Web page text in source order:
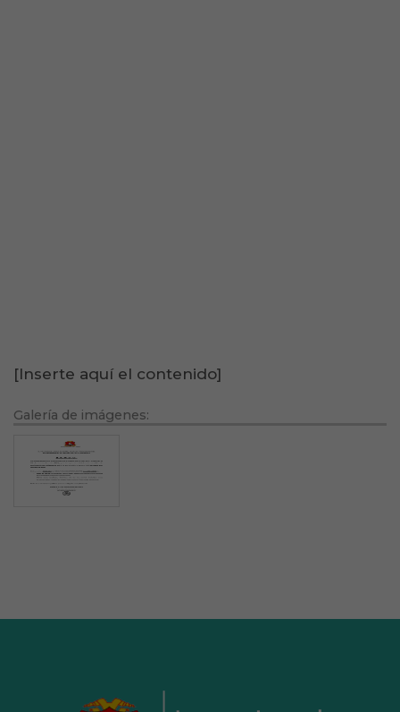
[Inserte aquí el contenido]
Galería de imágenes: